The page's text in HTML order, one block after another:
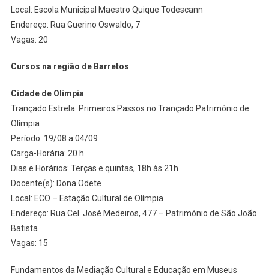
Local: Escola Municipal Maestro Quique Todescann
Endereço: Rua Guerino Oswaldo, 7
Vagas: 20
Cursos na região de Barretos
Cidade de Olímpia
Trançado Estrela: Primeiros Passos no Trançado Patrimônio de
Olímpia
Período: 19/08 a 04/09
Carga-Horária: 20 h
Dias e Horários: Terças e quintas, 18h às 21h
Docente(s): Dona Odete
Local: ECO – Estação Cultural de Olímpia
Endereço: Rua Cel. José Medeiros, 477 – Patrimônio de São João
Batista
Vagas: 15
Fundamentos da Mediação Cultural e Educação em Museus